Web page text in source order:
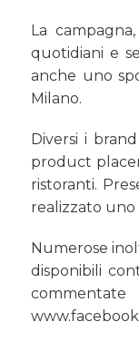
La
quotidiani e
anche uno
Milano.
Diversi i
product
ristoranti.
realizzato
Numerose
disponibili